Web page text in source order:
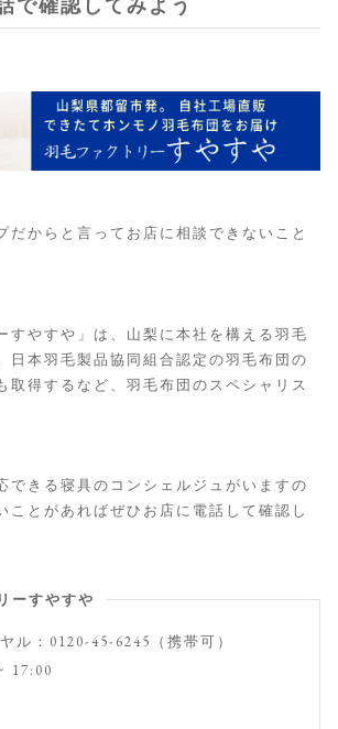
だからと言ってお店に相談できないこと
すやすや」は、山梨に本社を構える羽毛
日本羽毛製品協同組合認定の羽毛布団の
取得するなど、羽毛布団のスペシャリス
できる寝具のコンシェルジュがいますの
ことがあればぜひお店に電話して確認し
ーすやすや
ル：0120-45-6245（携帯可）
17:00